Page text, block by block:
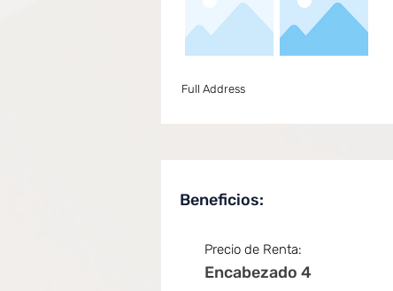
Full Address
Beneficios:
Precio de Renta:
Encabezado 4